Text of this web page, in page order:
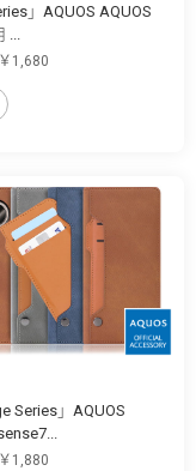
」AQUOS AQUOS
...
1,680
Series」AQUOS
1,880